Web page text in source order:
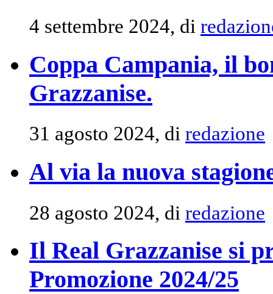
4 settembre 2024, di
Coppa Campania, il
Grazzanise.
31 agosto 2024, di redazione
Al via la nuova
28 agosto 2024, di redazione
Il Real Grazzanise si
Promozione 2024/25